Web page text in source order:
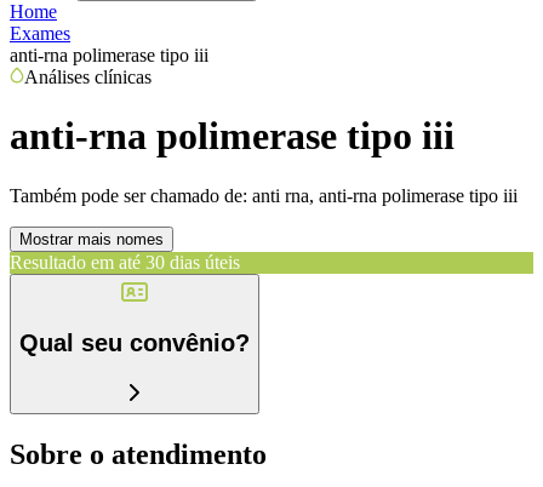
Home
Exames
anti-rna polimerase tipo iii
Análises clínicas
anti-rna polimerase tipo iii
Também pode ser chamado de: anti rna, anti-rna polimerase tipo iii
Mostrar mais nomes
Resultado em até 30 dias úteis
Qual seu convênio?
Sobre o atendimento